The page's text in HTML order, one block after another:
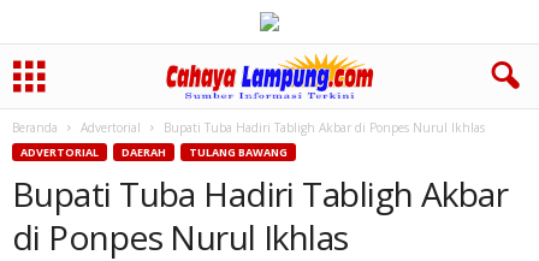
Beranda Advertorial Bupati Tuba Hadiri Tabligh Akbar di Ponpes Nurul Ikhlas
ADVERTORIAL DAERAH TULANG BAWANG
Bupati Tuba Hadiri Tabligh Akbar
di Ponpes Nurul Ikhlas